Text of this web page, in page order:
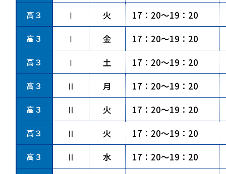
高３ Ⅰ 火 17：20～19：20
高３ Ⅰ 金 17：20～19：20
高３ Ⅰ 土 17：20～19：20
高３ Ⅱ 月 17：20～19：20
高３ Ⅱ 火 17：20～19：20
高３ Ⅱ 火 17：20～19：20
高３ Ⅱ 水 17：20～19：20